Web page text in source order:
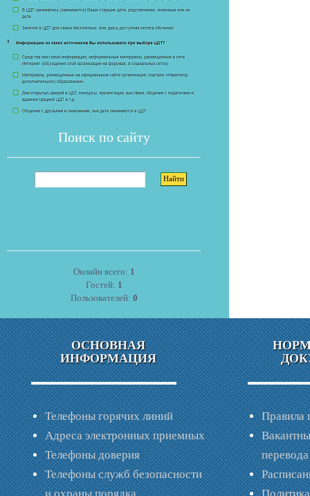
Поиск по сайту
Онлайн всего: 1
Гостей: 1
Пользователей: 0
ОСНОВНАЯ
ИНФОРМАЦИЯ
Телефоны горячих линий
Адреса электронных приемных
Телефоны доверия
Телефоны служб безопасности
Правила
перевода